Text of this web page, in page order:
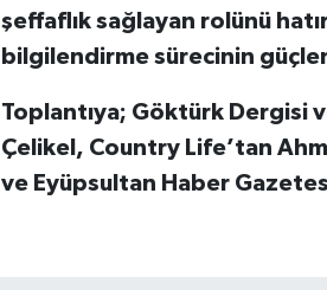
şeffaflık sağlayan rolünü
bilgilendirme sürecinin
Toplantıya; Göktürk Dergisi
Çelikel, Country Life’tan
ve Eyüpsultan Haber